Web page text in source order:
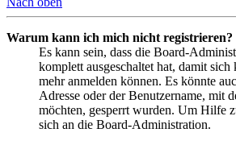
Warum kann ich mich nicht registrieren?
Es kann sein, dass die Board-
komplett ausgeschaltet hat, damit sich
mehr anmelden können. Es könnte
Adresse oder der Benutzername, mit
möchten, gesperrt wurden. Um Hilfe
sich an die Board-Administration.